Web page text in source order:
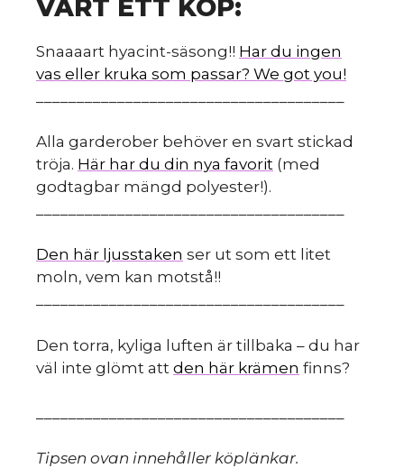
VÄRT ETT KÖP:
Snaaaart hyacint-säsong!! Har du ingen
vas eller kruka som passar? We got you!
Alla garderober behöver en svart stickad
tröja. Här har du din nya favorit (med
godtagbar mängd polyester!).
Den här ljusstaken ser ut som ett litet
moln, vem kan motstå!!
Den torra, kyliga luften är tillbaka – du har
väl inte glömt att den här krämen finns?
Tipsen ovan innehåller köplänkar.